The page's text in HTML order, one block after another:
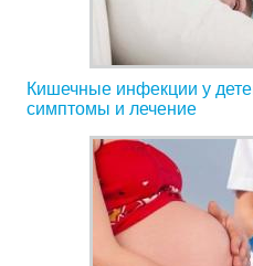
Кишечные инфекции у
симптомы и лечение